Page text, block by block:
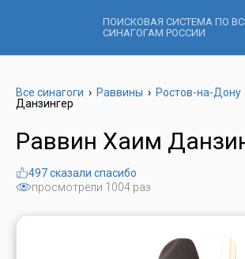
ПОИСКОВАЯ СИСТЕМА ПО
СИНАГОГАМ РОССИИ
Все синагоги › Раввины › Ростов-на-Дону
Данзингер
Раввин Хаим
просмотрели 1004 раз
497 сказали спасибо